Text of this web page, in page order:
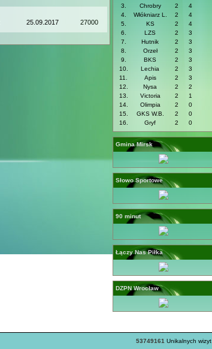
25.09.2017 27000
3.
Chrobry 2
4
4.
Włókniarz L. 2
4
5.
KS 2
4
6.
LZS 2
3
7.
Hutnik 2
3
8.
Orzeł 2
3
9.
BKS 2
3
10.
Lechia 2
3
11.
Apis 2
3
12.
Nysa 2
2
13.
Victoria 2
1
14.
Olimpia 2
0
15.
GKS W.B. 2
0
16.
Gryf 2 0
Gmina Mirsk
Słowo Sportowe
90 minut
Łączy Nas Piłka
DZPN Wrocław
53749161 Unikalnych wizyt